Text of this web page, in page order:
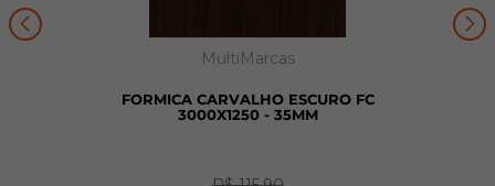
MultiMarcas
FORMICA CARVALHO ESCURO FC
3000X1250 - 35MM